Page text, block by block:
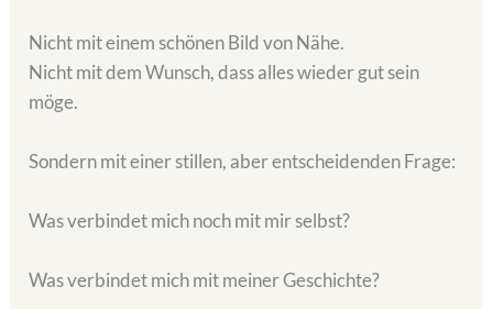
Nicht mit einem schönen Bild von Nähe.
Nicht mit dem Wunsch, dass alles wieder gut sein
möge.
Sondern mit einer stillen, aber entscheidenden Frage:
Was verbindet mich noch mit mir selbst?
Was verbindet mich mit meiner Geschichte?